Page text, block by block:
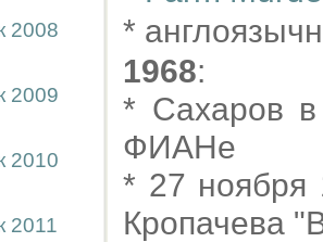
2008
2009
2010
2011
*
1968:
* Сахаров в
ФИАНе
* 27
Кропачева